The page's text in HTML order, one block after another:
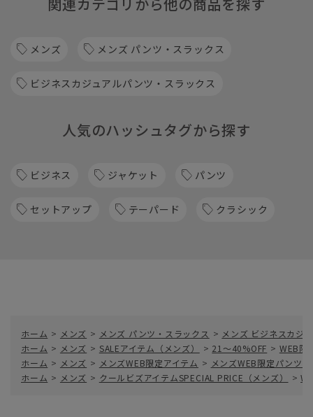
メンズ メンズ パンツ・スラックス
ビジネスカジュアルパンツ・スラックス
人気のハッシュタグから探す
ビジネス ジャケット パンツ
セットアップ テーパード クラシック
ホーム > メンズ > メンズ パンツ・スラックス > メンズ ビジネスカジ
ホーム > メンズ > SALEアイテム（メンズ） > 21～40%OFF > WEB限
ホーム > メンズ > メンズWEB限定アイテム > メンズWEB限定パンツ
ホーム > メンズ > クールビズアイテムSPECIAL PRICE（メンズ） >